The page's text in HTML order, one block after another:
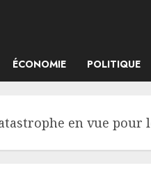
ÉCONOMIE POLITIQUE
en vue pour